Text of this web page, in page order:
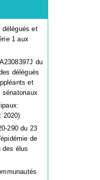
délégués et
1 aux
du
délégués
et
sénatoriaux
2020)
290 du 23
de
des élus